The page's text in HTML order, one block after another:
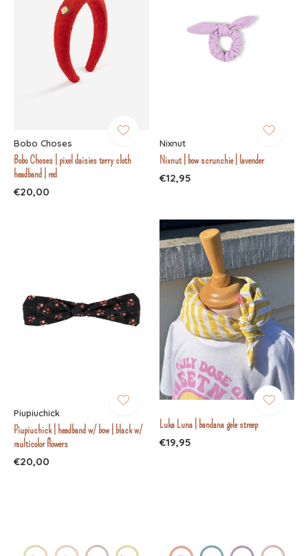
Bobo Choses
Bobo Choses | pixel daisies terry cloth
headband | red
€20,00
Nixnut
Nixnut | bow scrunchie | lavender
€12,95
Piupiuchick
Piupiuchick | headband w/ bow | black w/
multicolor flowers
€20,00
Luka Luna | bandana gele streep
€19,95